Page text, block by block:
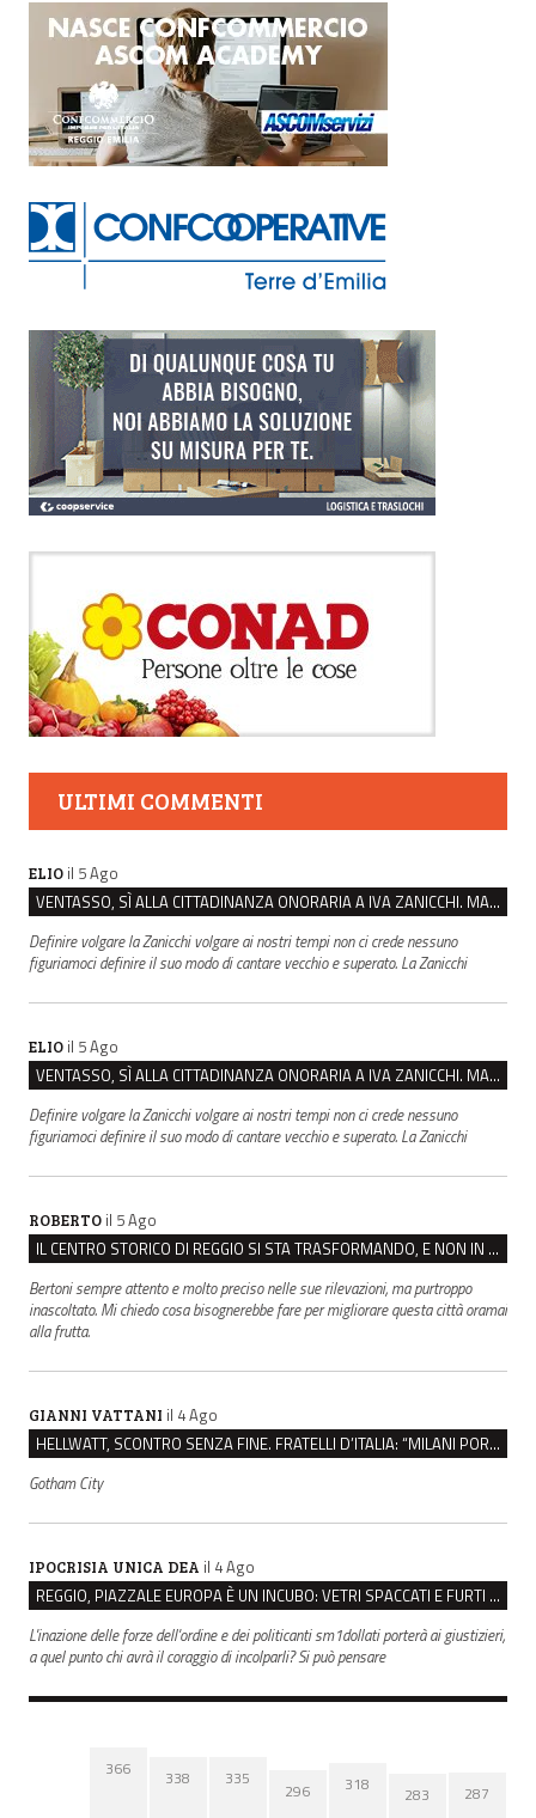
ULTIMI COMMENTI
ELIO il 5 Ago
VENTASSO, SÌ ALLA CITTADINANZA ONORARIA A IVA ZANICCHI. MA BARGIACCHI: “È DI PESSIMO GUSTO”
Definire volgare la Zanicchi volgare ai nostri tempi non ci crede nessuno
figuriamoci definire il suo modo di cantare vecchio e superato. La Zanicchi
ELIO il 5 Ago
VENTASSO, SÌ ALLA CITTADINANZA ONORARIA A IVA ZANICCHI. MA BARGIACCHI: “È DI PESSIMO GUSTO”
Definire volgare la Zanicchi volgare ai nostri tempi non ci crede nessuno
figuriamoci definire il suo modo di cantare vecchio e superato. La Zanicchi
ROBERTO il 5 Ago
IL CENTRO STORICO DI REGGIO SI STA TRASFORMANDO, E NON IN MEGLIO
Bertoni sempre attento e molto preciso nelle sue rilevazioni, ma purtroppo
inascoltato. Mi chiedo cosa bisognerebbe fare per migliorare questa città oramai
alla frutta.
GIANNI VATTANI il 4 Ago
HELLWATT, SCONTRO SENZA FINE. FRATELLI D’ITALIA: “MILANI PORTA DOCUMENTI, DE FRANCO INSULTI”
Gotham City
IPOCRISIA UNICA DEA il 4 Ago
REGGIO, PIAZZALE EUROPA È UN INCUBO: VETRI SPACCATI E FURTI SULLE AUTO IN SOSTA
L'inazione delle forze dell'ordine e dei politicanti sm1dollati porterà ai giustizieri,
a quel punto chi avrà il coraggio di incolparli? Si può pensare
366 338 335
296 318 283 287